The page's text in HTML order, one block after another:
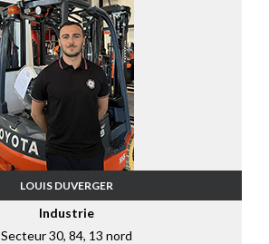
LOUIS DUVERGER
Industrie
Secteur 30, 84, 13 nord